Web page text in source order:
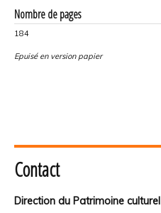
Nombre de pages
184
Epuisé en version papier
Contact
Direction du Patrimoine culturel